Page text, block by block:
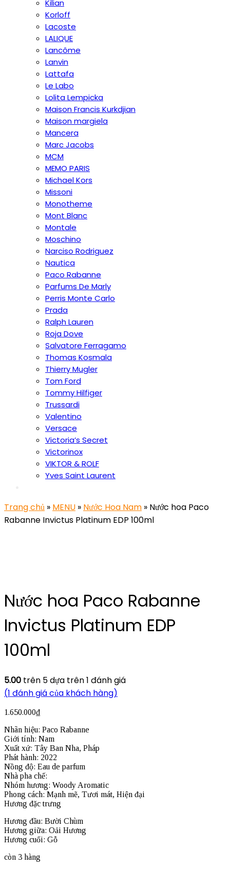
Kilian
Korloff
Lacoste
LALIQUE
Lancôme
Lanvin
Lattafa
Le Labo
Lolita Lempicka
Maison Francis Kurkdjian
Maison margiela
Mancera
Marc Jacobs
MCM
MEMO PARIS
Michael Kors
Missoni
Monotheme
Mont Blanc
Montale
Moschino
Narciso Rodriguez
Nautica
Paco Rabanne
Parfums De Marly
Perris Monte Carlo
Prada
Ralph Lauren
Roja Dove
Salvatore Ferragamo
Thomas Kosmala
Thierry Mugler
Tom Ford
Tommy Hilfiger
Trussardi
Valentino
Versace
Victoria’s Secret
Victorinox
VIKTOR & ROLF
Yves Saint Laurent
Trang chủ » MENU » Nước Hoa Nam » Nước hoa Paco
Rabanne Invictus Platinum EDP 100ml
Nước hoa Paco Rabanne
Invictus Platinum EDP
100ml
5.00 trên 5 dựa trên1 đánh giá
(1 đánh giá của khách hàng)
1.650.000₫
Nhãn hiệu: Paco Rabanne
Giới tính: Nam
Xuất xứ: Tây Ban Nha, Pháp
Phát hành: 2022
Nồng độ: Eau de parfum
Nhà pha chế:
Nhóm hương: Woody Aromatic
Phong cách: Mạnh mẽ, Tươi mát, Hiện đại
Hương đặc trưng
Hương đầu: Bười Chùm
Hương giữa: Oải Hương
Hương cuối: Gỗ
còn 3 hàng